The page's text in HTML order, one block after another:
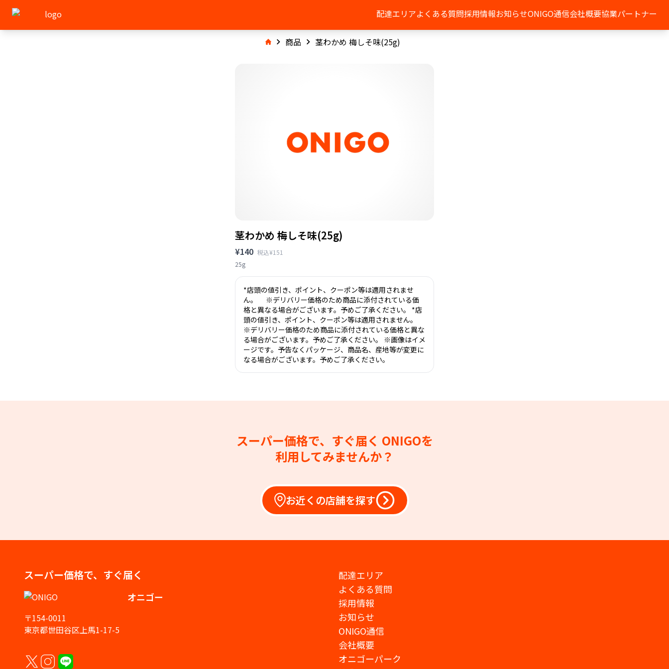
配達エリアよくある質問採用情報お知らせONIGO通信会社概要協業パートナー
商品 茎わかめ 梅しそ味(25g)
茎わかめ 梅しそ味(25g)
¥140 税込¥151
25g
*店頭の値引き、ポイント、クーポン等は適用されませ
ん。 ※デリバリー価格のため商品に添付されている価
格と異なる場合がございます。予めご了承ください。 *店
頭の値引き、ポイント、クーポン等は適用されません。
※デリバリー価格のため商品に添付されている価格と異な
る場合がございます。予めご了承ください。 ※画像はイメ
ージです。予告なくパッケージ、商品名、産地等が変更に
なる場合がございます。予めご了承ください。
スーパー価格で、すぐ届く ONIGOを
利用してみませんか？
お近くの店舗を探す
スーパー価格で、すぐ届く
オニゴー
〒154-0011
東京都世田谷区上馬1-17-5
配達エリア
よくある質問
採用情報
お知らせ
ONIGO通信
会社概要
オニゴーパーク